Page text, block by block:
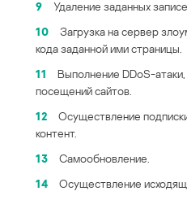
9
Удаление заданных
10
Загрузка на сервер
кода заданной ими страницы.
11
Выполнение DDoS-
посещений сайтов.
12
Осуществление
контент.
13
Самообновление.
14
Осуществление